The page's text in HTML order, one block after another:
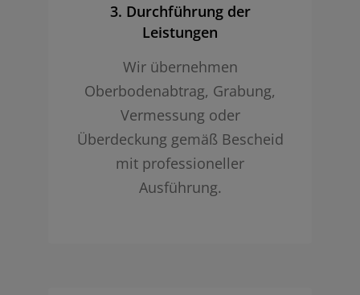
3. Durchführung der
Leistungen
Wir übernehmen
Oberbodenabtrag, Grabung,
Vermessung oder
Überdeckung gemäß Bescheid
mit professioneller
Ausführung.